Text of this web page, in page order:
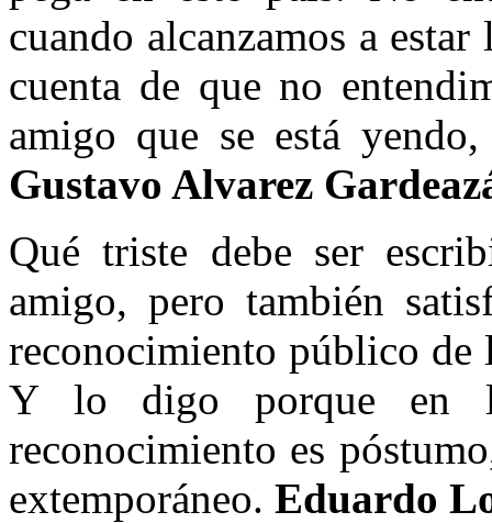
cuando alcanzamos a
cuenta de que no
amigo que se está
Gustavo Alvarez
Qué triste debe ser
amigo, pero también
reconocimiento público de
Y lo digo porque en
reconocimiento es
extemporáneo. Eduardo